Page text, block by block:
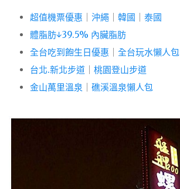
超值機票優惠 沖繩 韓國
泰國
體脂肪↓39.5% 內臟脂肪
全台吃到飽生日優惠
全台玩水懶人包
台北.新北步道
桃園登山步道
金山萬里溫泉
礁溪溫泉懶人包